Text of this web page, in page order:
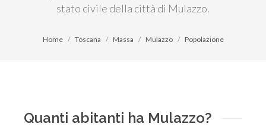
stato civile della città di Mulazzo.
Home Toscana Massa Mulazzo Popolazione
Quanti abitanti ha Mulazzo?